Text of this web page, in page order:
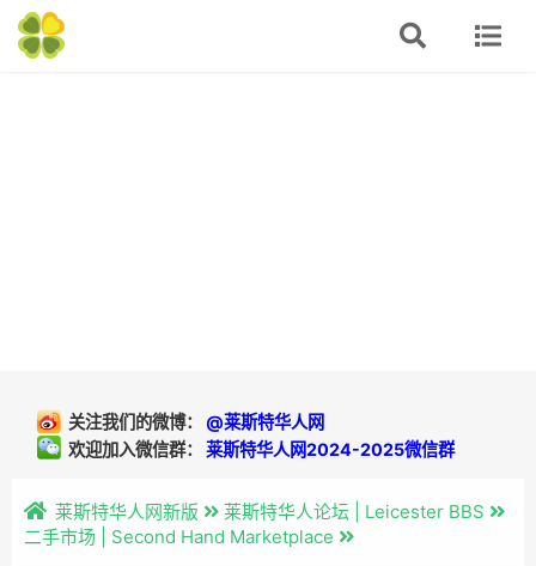
关注我们的微博： @莱斯特华人网
欢迎加入微信群： 莱斯特华人网2024-2025微信群
莱斯特华人网新版
莱斯特华人论坛 | Leicester BBS
二手市场 | Second Hand Marketplace